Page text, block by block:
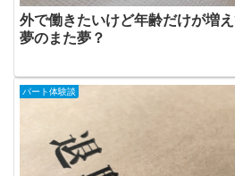
外で働きたいけど年齢だけが増
夢のまた夢？
パート体験談